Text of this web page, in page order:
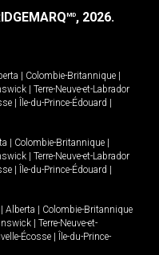
MD, 2026.
Colombie-Britannique
Terre-Neuve-et-Labrador
Île-du-Prince-Édouard
Colombie-Britannique
Terre-Neuve-et-Labrador
Île-du-Prince-Édouard
Alberta
Colombie-Britannique
Terre-Neuve-et-
Écosse
Île-du-Prince-